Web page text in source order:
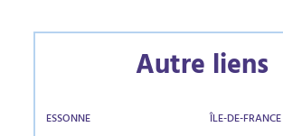
Autre liens
ESSONNE ÎLE-DE-FRANCE